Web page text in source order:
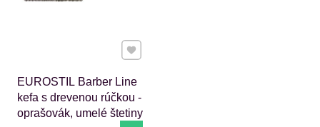
EUROSTIL Barber Line
kefa s drevenou rúčkou -
oprašovák, umelé štetiny
Pridať k Obľúbeným